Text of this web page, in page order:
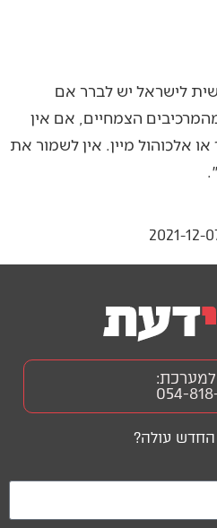
לישראל יש לברר אם
הצמחיים, אם אין
אלכוהול מיין. אין לשמור את
2021-12-
החדש עולה?
למערכת:
054-